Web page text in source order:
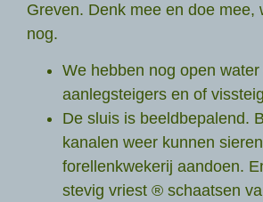
Greven. Denk mee en doe mee,
nog.
We hebben nog open
aanlegsteigers en of
De sluis is beeldbepalend.
kanalen weer kunnen
forellenkwekerij aandoen.
stevig vriest ® schaatsen